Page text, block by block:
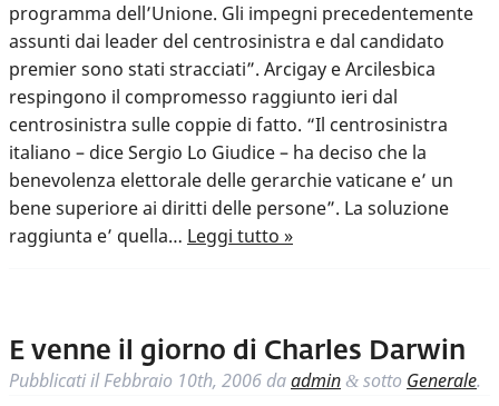
programma dell’Unione. Gli impegni precedentemente
assunti dai leader del centrosinistra e dal candidato
premier sono stati stracciati”. Arcigay e Arcilesbica
respingono il compromesso raggiunto ieri dal
centrosinistra sulle coppie di fatto. “Il centrosinistra
italiano – dice Sergio Lo Giudice – ha deciso che la
benevolenza elettorale delle gerarchie vaticane e’ un
bene superiore ai diritti delle persone”. La soluzione
raggiunta e’ quella… Leggi tutto »
E venne il giorno di Charles Darwin
Pubblicati ilFebbraio 10th, 2006 daadmin & sotto Generale.